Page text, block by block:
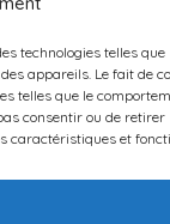
technologies telles que
appareils. Le fait de
telles que le
consentir ou de retirer
caractéristiques et